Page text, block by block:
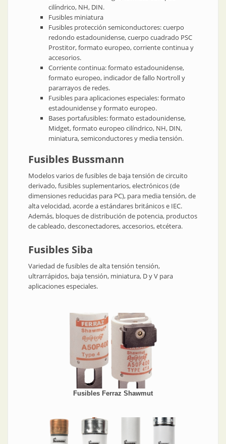
cilíndrico, NH, DIN.
Fusibles miniatura
Fusibles protección semiconductores: cuerpo
redondo estadounidense, cuerpo cuadrado PSC
Prostitor, formato europeo, corriente continua y
accesorios.
Corriente continua: formato estadounidense,
formato europeo, indicador de fallo Nortroll y
pararrayos de redes.
Fusibles para aplicaciones especiales: formato
estadounidense y formato europeo.
Bases portafusibles: formato estadounidense,
Midget, formato europeo cilíndrico, NH, DIN,
miniatura, semiconductores y media tensión.
Fusibles Bussmann
Modelos varios de fusibles de baja tensión de circuito
derivado, fusibles suplementarios, electrónicos (de
dimensiones reducidas para PC), para media tensión, de
alta velocidad, acorde a estándares británicos e IEC.
Además, bloques de distribución de potencia, productos
de cableado, desconectadores, accesorios, etcétera.
Fusibles Siba
Variedad de fusibles de alta tensión tensión,
ultrarrápidos, baja tensión, miniatura, D y V para
aplicaciones especiales.
Fusibles Ferraz Shawmut